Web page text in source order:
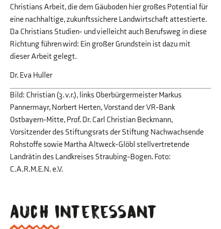
Christians Arbeit, die dem Gäuboden hier großes Potential für
eine nachhaltige, zukunftssichere Landwirtschaft attestierte.
Da Christians Studien- und vielleicht auch Berufsweg in diese
Richtung führen wird: Ein großer Grundstein ist dazu mit
dieser Arbeit gelegt.
Dr. Eva Huller
Bild: Christian (3. v.r.), links Oberbürgermeister Markus
Pannermayr, Norbert Herten, Vorstand der VR-Bank
Ostbayern-Mitte, Prof. Dr. Carl Christian Beckmann,
Vorsitzender des Stiftungsrats der Stiftung Nachwachsende
Rohstoffe sowie Martha Altweck-Glöbl stellvertretende
Landrätin des Landkreises Straubing-Bogen. Foto:
C.A.R.M.E.N. e.V.
Auch interessant